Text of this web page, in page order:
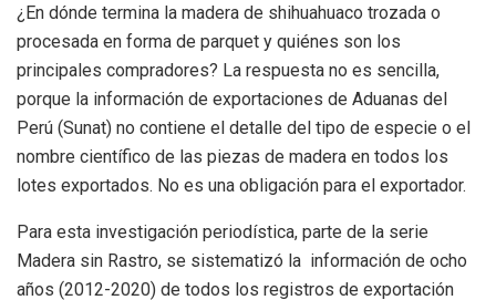
¿En dónde termina la madera de shihuahuaco trozada o
procesada en forma de parquet y quiénes son los
principales compradores? La respuesta no es sencilla,
porque la información de exportaciones de Aduanas del
Perú (Sunat) no contiene el detalle del tipo de especie o el
nombre científico de las piezas de madera en todos los
lotes exportados. No es una obligación para el exportador.
Para esta investigación periodística, parte de la serie
Madera sin Rastro, se sistematizó la información de ocho
años (2012-2020) de todos los registros de exportación